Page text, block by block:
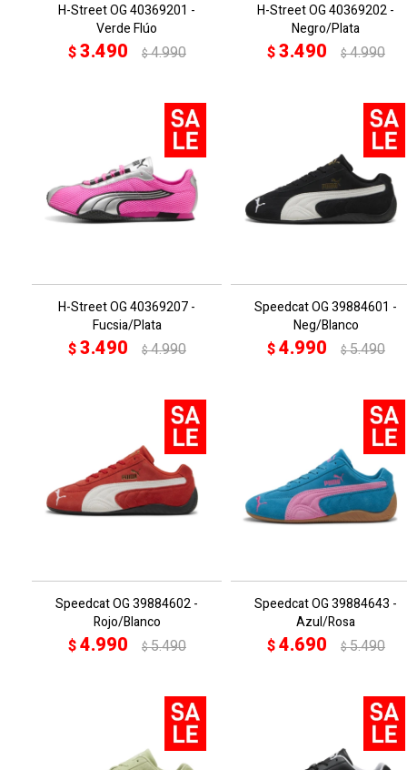
H-Street OG 40369201 -
Verde Flúo
$3.490 $4.990
H-Street OG 40369202 -
Negro/Plata
$3.490 $4.990
H-Street OG 40369207 -
Fucsia/Plata
$3.490 $4.990
Speedcat OG 39884601 -
Neg/Blanco
$4.990 $5.490
Speedcat OG 39884602 -
Rojo/Blanco
$4.990 $5.490
Speedcat OG 39884643 -
Azul/Rosa
$4.690 $5.490